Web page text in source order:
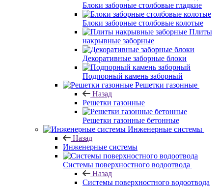
Блоки заборные столбовые гладкие
Блоки заборные столбовые колотые
Плиты
накрывные заборные
Декоративные заборные блоки
Подпорный камень заборный
Решетки газонные
Назад
Решетки газонные
Решетки газонные бетонные
Инженерные системы
Назад
Инженерные системы
Системы поверхностного водоотвода
Назад
Системы поверхностного водоотвода